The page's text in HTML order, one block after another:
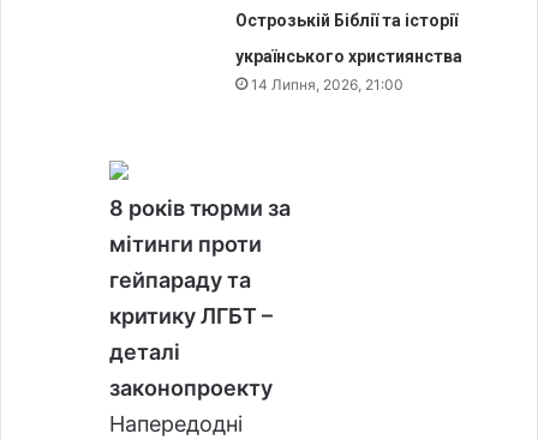
Острозькій Біблії та історії
українського християнства
14 Липня, 2026, 21:00
8 років тюрми за
мітинги проти
гейпараду та
критику ЛГБТ –
деталі
законопроекту
Напередодні